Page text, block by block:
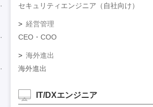
セキュリティエンジニア（自社向け）
経営管理
CEO・COO
海外進出
海外進出
IT/DXエンジニア